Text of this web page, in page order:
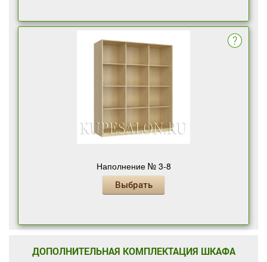
Наполнение № 3-8
Выбрать
ДОПОЛНИТЕЛЬНАЯ КОМПЛЕКТАЦИЯ ШКАФА